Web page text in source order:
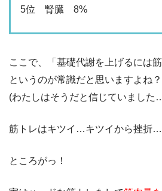
5位 腎臓 8%
ここで、「基礎代謝を上げるには
というのが常識だと思いますよね？
(わたしはそうだと信じていました
筋トレはキツイ…キツイから挫折…
ところがっ！